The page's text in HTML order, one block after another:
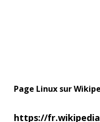
Page Linux sur
https://